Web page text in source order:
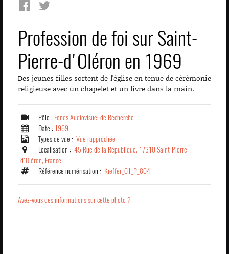
Profession de foi sur Saint-
Pierre-d'Oléron en 1969
Des jeunes filles sortent de l'église en tenue de cérémonie
religieuse avec un chapelet et un livre dans la main.
Pôle : Fonds Audiovisuel de Recherche
Date : 1969
Types de vue : Vue rapprochée
Localisation : 45 Rue de la République, 17310 Saint-Pierre-
d'Oléron, France
Référence numérisation : Kieffer_01_P_804
Avez-vous des informations sur cette photo ?